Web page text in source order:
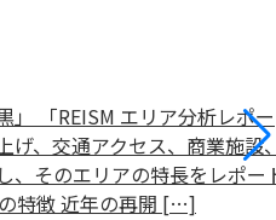
「REISM エリア分析レポー
げ、交通アクセス、商業施設
、そのエリアの特長をレポー
特徴 近年の再開 […]